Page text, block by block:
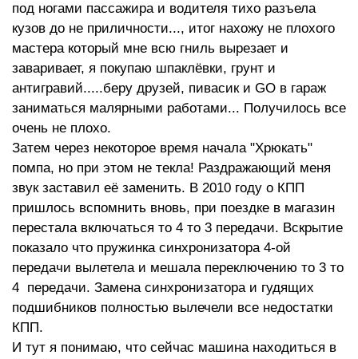
под ногами пассажира и водителя тихо разъела
кузов до не приличности..., итог нахожу не плохого
мастера который мне всю гниль вырезает и
заваривает, я покупаю шпаклёвки, грунт и
антигравий.....беру друзей, пивасик и GO в гараж
заниматься малярными работами... Получилось все
очень не плохо.
Затем через некоторое время начала "Хрюкать"
помпа, но при этом не текла! Раздражающий меня
звук заставил её заменить. В 2010 году о КПП
пришлось вспомнить вновь, при поездке в магазин
перестала включаться то 4 то 3 передачи. Вскрытие
показало что пружинка синхронизатора 4-ой
передачи вылетела и мешала переключению то 3 то
4 передачи. Замена синхронизатора и гудящих
подшибников полностью вылечели все недостатки
КПП.
И тут я понимаю, что сейчас машина находиться в